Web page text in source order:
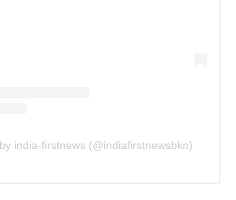
india-firstnews (@indiafirstnewsbkn)